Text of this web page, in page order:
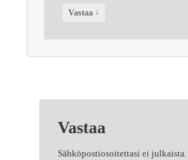
Vastaa ↓
Vastaa
Sähköpostiosoitettasi ei julkaista.